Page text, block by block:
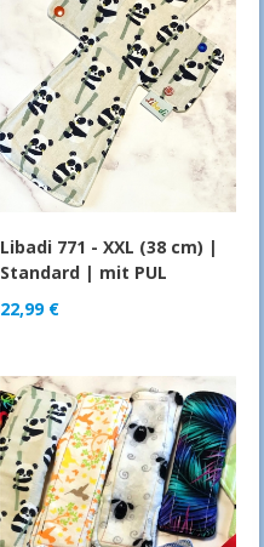
Libadi 771 - XXL (38 cm) |
Standard | mit PUL
22,99 €